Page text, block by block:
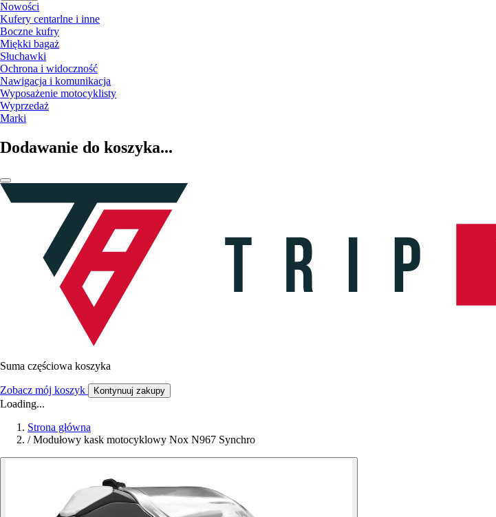
Nowości
Kufery centarlne i inne
Boczne kufry
Miękki bagaż
Słuchawki
Ochrona i widoczność
Nawigacja i komunikacja
Wyposażenie motocyklisty
Wyprzedaż
Marki
Dodawanie do koszyka...
Suma częściowa koszyka
Zobacz mój koszyk Kontynuuj zakupy
Loading...
Strona główna
/ Modułowy kask motocyklowy Nox N967 Synchro